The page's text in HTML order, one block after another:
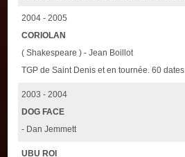
2004 - 2005
CORIOLAN
( Shakespeare ) - Jean Boillot
TGP de Saint Denis et en tournée. 60 dates
2003 - 2004
DOG FACE
- Dan Jemmett
UBU ROI